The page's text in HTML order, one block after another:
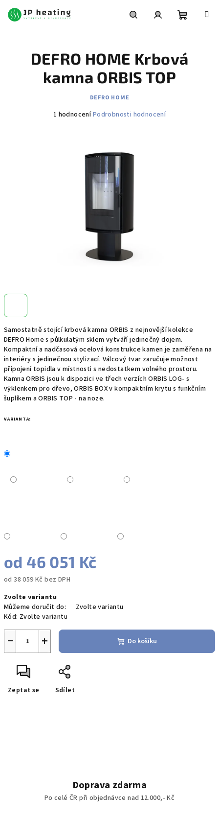
obsah
košík
Samostatně stojící krbová kamna ORBIS z nejnovější kolekce
DEFRO Home s půlkulatým sklem vytváří jedinečný dojem.
Kompaktní a nadčasová ocelová konstrukce kamen je zaměřena na
interiéry s jedinečnou stylizací. Válcový tvar zaručuje možnost
připojení topidla v místnosti s nedostatkem volného prostoru.
Kamna ORBIS jsou k dispozici ve třech verzích ORBIS LOG- s
výklenkem pro dřevo, ORBIS BOX v kompaktním krytu s funkčním
šuplíkem a ORBIS TOP - na noze.
VARIANTA:
od46 051 Kč
od38 059 Kč bez DPH
cena:
Zvolte variantu
Můžeme doručit do:
Zvolte variantu
Kód: Zvolte variantu
+
− Do košíku
Zeptat se Sdílet
DEFRO HOME Krbová
kamna ORBIS TOP
DEFRO HOME
Průměrné
1 hodnoceníPodrobnosti hodnocení
Doprava zdarma
Po celé ČR při objednávce nad 12.000,- Kč